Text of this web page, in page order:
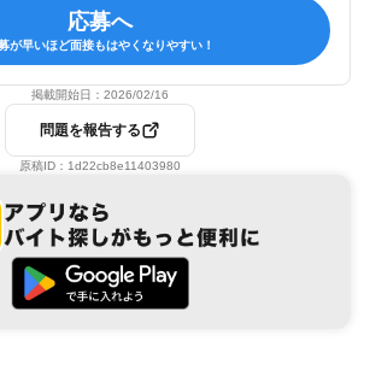
応募へ
が早いほど面接もはやくなりやすい！
掲載開始日： 2026/02/16
問題を報告する
原稿ID： 1d22cb8e11403980